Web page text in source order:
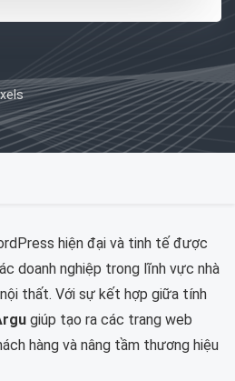
hiện đại và tinh tế được
doanh nghiệp trong lĩnh vực nhà
thất. Với sự kết hợp giữa tính
giúp tạo ra các trang web
hàng và nâng tầm thương hiệu